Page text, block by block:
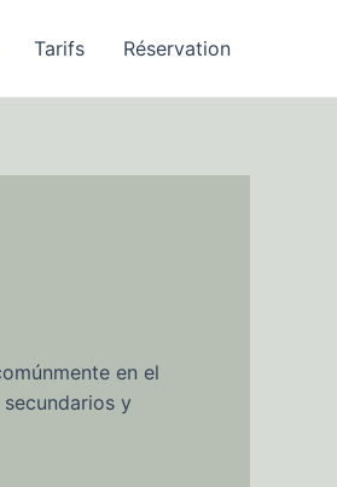
Tarifs Réservation
en el
y